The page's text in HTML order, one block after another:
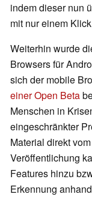
indem dieser nun
mit nur einem
Weiterhin wurde
Browsers für
sich der mobile
einer Open Beta
Menschen in
eingeschränkter
Material direkt
Veröffentlichung
Features hinzu
Erkennung